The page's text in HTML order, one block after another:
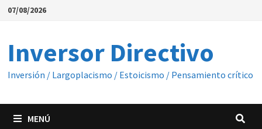
Saltar
07/08/2026
Inversor Directivo
Inversión / Largoplacismo / Estoicismo / Pensamiento crítico
MENÚ